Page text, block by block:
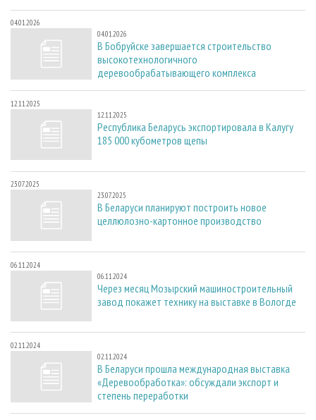
04.01.2026
04.01.2026
В Бобруйске завершается строительство
высокотехнологичного
деревообрабатывающего комплекса
12.11.2025
12.11.2025
Республика Беларусь экспортировала в Калугу
185 000 кубометров щепы
23.07.2025
23.07.2025
В Беларуси планируют построить новое
целлюлозно-картонное производство
06.11.2024
06.11.2024
Через месяц Мозырский машиностроительный
завод покажет технику на выставке в Вологде
02.11.2024
02.11.2024
В Беларуси прошла международная выставка
«Деревообработка»: обсуждали экспорт и
степень переработки